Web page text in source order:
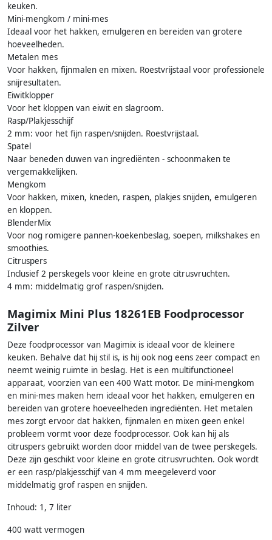
keuken.
Mini-mengkom / mini-mes
Ideaal voor het hakken, emulgeren en bereiden van grotere
hoeveelheden.
Metalen mes
Voor hakken, fijnmalen en mixen. Roestvrijstaal voor professionele
snijresultaten.
Eiwitklopper
Voor het kloppen van eiwit en slagroom.
Rasp/Plakjesschijf
2 mm: voor het fijn raspen/snijden. Roestvrijstaal.
Spatel
Naar beneden duwen van ingrediënten - schoonmaken te
vergemakkelijken.
Mengkom
Voor hakken, mixen, kneden, raspen, plakjes snijden, emulgeren
en kloppen.
BlenderMix
Voor nog romigere pannen-koekenbeslag, soepen, milkshakes en
smoothies.
Citruspers
Inclusief 2 perskegels voor kleine en grote citrusvruchten.
4 mm: middelmatig grof raspen/snijden.
Magimix Mini Plus 18261EB Foodprocessor
Zilver
Deze foodprocessor van Magimix is ideaal voor de kleinere
keuken. Behalve dat hij stil is, is hij ook nog eens zeer compact en
neemt weinig ruimte in beslag. Het is een multifunctioneel
apparaat, voorzien van een 400 Watt motor. De mini-mengkom
en mini-mes maken hem ideaal voor het hakken, emulgeren en
bereiden van grotere hoeveelheden ingrediënten. Het metalen
mes zorgt ervoor dat hakken, fijnmalen en mixen geen enkel
probleem vormt voor deze foodprocessor. Ook kan hij als
citruspers gebruikt worden door middel van de twee perskegels.
Deze zijn geschikt voor kleine en grote citrusvruchten. Ook wordt
er een rasp/plakjesschijf van 4 mm meegeleverd voor
middelmatig grof raspen en snijden.
Inhoud: 1, 7 liter
400 watt vermogen